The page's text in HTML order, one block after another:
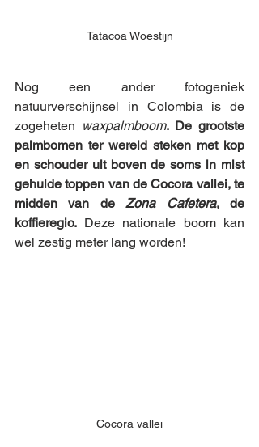
Tatacoa Woestijn
Nog een ander fotogeniek
natuurverschijnsel in Colombia is de
zogeheten waxpalmboom. De grootste
palmbomen ter wereld steken met kop
en schouder uit boven de soms in mist
gehulde toppen van de Cocora vallei, te
midden van de Zona Cafetera, de
koffieregio. Deze nationale boom kan
wel zestig meter lang worden!
Cocora vallei